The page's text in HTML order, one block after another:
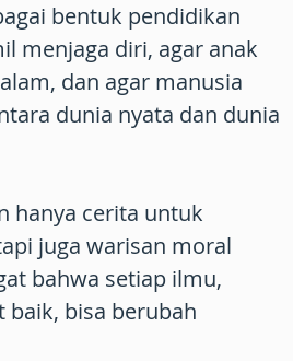
bentuk pendidikan
menjaga diri, agar anak
dan agar manusia
dunia nyata dan dunia
hanya cerita untuk
juga warisan moral
bahwa setiap ilmu,
baik, bisa berubah